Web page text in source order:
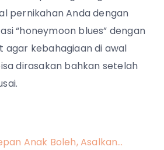
pernikahan Anda dengan
“honeymoon blues” dengan
agar kebahagiaan di awal
dirasakan bahkan setelah
Anak Boleh, Asalkan…